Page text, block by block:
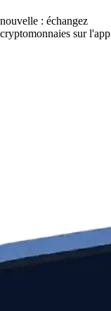
: échangez
sur l'app